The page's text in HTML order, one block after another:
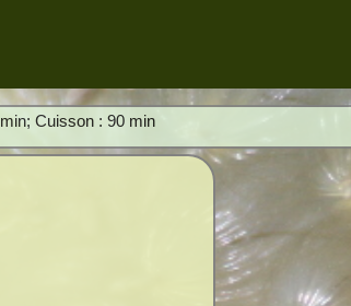
Cuisson : 90 min